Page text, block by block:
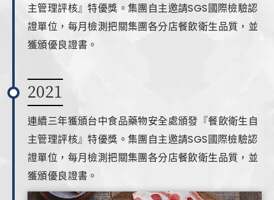
主管理評核』特優獎。集團自主邀請SGS國際檢驗認
證單位，每月檢測把關集團各分店餐飲衛生品質，並
獲頒優良證書。
2021
連續三年獲頒台中食品藥物安全處頒發『餐飲衛生自
主管理評核』特優獎。集團自主邀請SGS國際檢驗認
證單位，每月檢測把關集團各分店餐飲衛生品質，並
獲頒優良證書。